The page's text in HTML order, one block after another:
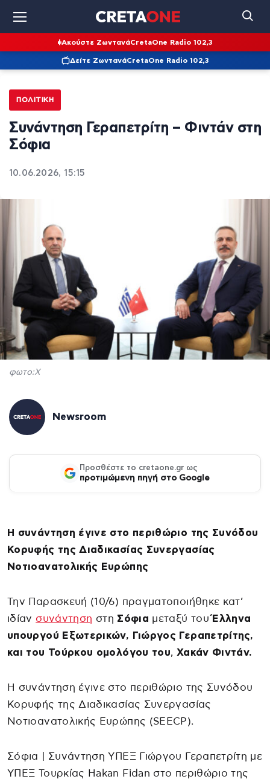
Ακούστε ΖωντανάCretaOne Radio 102,3
Δείτε ΖωντανάCretaOne Radio 102,3
ΠΟΛΙΤΙΚΉ
Συνάντηση Γεραπετρίτη – Φιντάν στη
Σόφια
10.06.2026, 15:15
φωτο:X
Newsroom
Προσθέστε το cretaone.gr ως
προτιμώμενη πηγή στο Google
Η συνάντηση έγινε στο περιθώριο της Συνόδου
Κορυφής της Διαδικασίας Συνεργασίας
Νοτιοανατολικής Ευρώπης
Την Παρασκευή (10/6) πραγματοποιήθηκε κατ’
ιδίαν συνάντηση στη Σόφια μεταξύ τουΈλληνα
υπουργού Εξωτερικών, Γιώργος Γεραπετρίτης,
και του Τούρκου ομολόγου του, Χακάν Φιντάν.
Η συνάντηση έγινε στο περιθώριο της Συνόδου
Κορυφής της Διαδικασίας Συνεργασίας
Νοτιοανατολικής Ευρώπης (SEECP).
Σόφια | Συνάντηση ΥΠΕΞ Γιώργου Γεραπετρίτη με
ΥΠΕΞ Τουρκίας Hakan Fidan στο περιθώριο της